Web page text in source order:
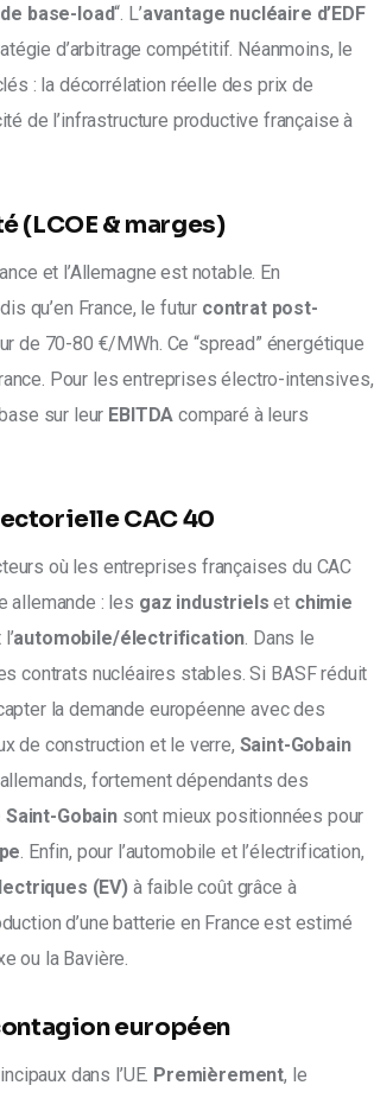
base-load“. L’avantage nucléaire d’EDF
d’arbitrage compétitif. Néanmoins, le
: la décorrélation réelle des prix de
de l’infrastructure productive française à
& marges)
et l’Allemagne est notable. En
qu’en France, le futur contrat post-
de 70-80 €/MWh. Ce “spread” énergétique
Pour les entreprises électro-intensives,
sur leur EBITDA comparé à leurs
CAC 40
où les entreprises françaises du CAC
allemande : les gaz industriels et chimie
automobile/électrification. Dans le
contrats nucléaires stables. Si BASF réduit
la demande européenne avec des
de construction et le verre, Saint-Gobain
fortement dépendants des
Gobain sont mieux positionnées pour
. Enfin, pour l’automobile et l’électrification,
(EV) à faible coût grâce à
d’une batterie en France est estimé
ou la Bavière.
européen
dans l’UE. Premièrement, le